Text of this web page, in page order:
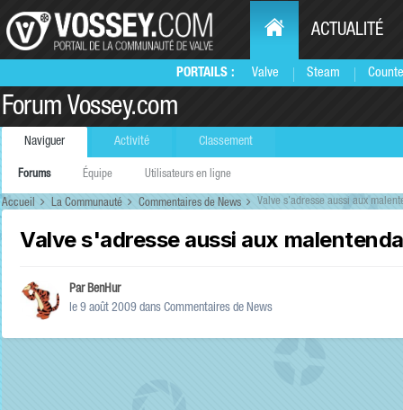
PORTAILS : Valve Steam
ACTUALITÉ
Forum Vossey.com
Naviguer
Forums Équipe Utilisateurs en ligne
Activité Classement
Accueil La Communauté Commentaires de News Valve s'adresse aussi aux
Valve s'adresse aussi aux
ParBenHur
le 9 août 2009 dans Commentaires de News